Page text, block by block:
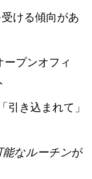
ける傾向があ
プンオフィ
き込まれて」
能なルーチンが